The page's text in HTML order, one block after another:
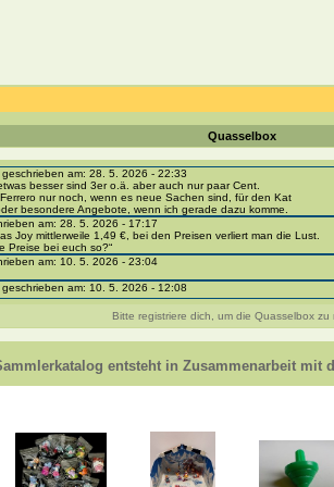
Quasselbox
am: 28. 5. 2026 - 22:33
besser sind 3er o.ä. aber auch nur paar Cent.
nur noch, wenn es neue Sachen sind, für den Kat
besondere Angebote, wenn ich gerade dazu komme.
am: 28. 5. 2026 - 17:17
Joy mittlerweile 1,49 €, bei den Preisen verliert man die Lust.
Preise bei euch so?“
am: 10. 5. 2026 - 23:04
am: 10. 5. 2026 - 12:08
portal-sammlerkatalog.de/categories.php?cat_id=1043
- BPZ
zur Strafe die nächsten 3 Monate keine Ü-Eier bekommen ;))
310, 318 und 326 habe ich keine BPZ
leider weggeworfen *grrrr* ;)
am: 29. 4. 2026 - 18:04
mir auch ein
am: 28. 4. 2026 - 21:01
Erinnerung ... oder?
Bitte registriere dich, um die Quasselbox zu
entsteht in Zusammenarbeit mit